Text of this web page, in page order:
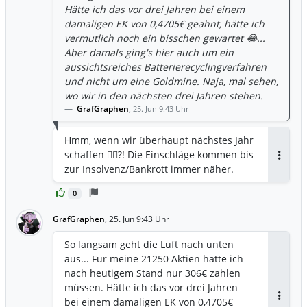
0
Hätte ich das vor drei Jahren bei einem
damaligen EK von 0,4705€ geahnt, hätte ich
vermutlich noch ein bisschen gewartet 😂...
Aber damals ging's hier auch um ein
aussichtsreiches Batterierecyclingverfahren
und nicht um eine Goldmine. Naja, mal sehen,
wo wir in den nächsten drei Jahren stehen.
GrafGraphen, 25. Jun 9:43 Uhr
Hmm, wenn wir überhaupt nächstes Jahr
schaffen 🤷‍♀️?! Die Einschläge kommen bis
zur Insolvenz/Bankrott immer näher.
GrafGraphen, 25. Jun 9:43 Uhr
So langsam geht die Luft nach unten
aus... Für meine 21250 Aktien hätte ich
nach heutigem Stand nur 306€ zahlen
müssen. Hätte ich das vor drei Jahren
bei einem damaligen EK von 0,4705€